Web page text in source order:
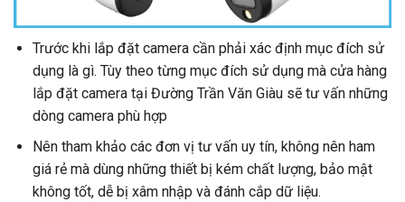
Trước khi lắp đặt camera cần phải xác định mục đích sử
dụng là gì. Tùy theo từng mục đích sử dụng mà cửa hàng
lắp đặt camera tại Đường Trần Văn Giàu sẽ tư vấn những
dòng camera phù hợp
Nên tham khảo các đơn vị tư vấn uy tín, không nên ham
giá rẻ mà dùng những thiết bị kém chất lượng, bảo mật
không tốt, dễ bị xâm nhập và đánh cắp dữ liệu.